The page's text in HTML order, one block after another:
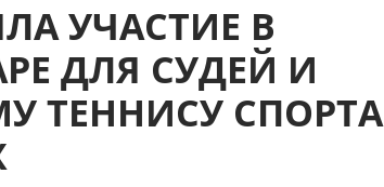
УЧАСТИЕ В
ДЛЯ СУДЕЙ И
ТЕННИСУ СПОРТА